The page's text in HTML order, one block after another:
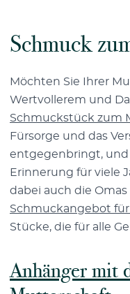
Schmuck
Möchten Sie Ihrer
Wertvollerem und
Schmuckstück zum
Fürsorge und das
entgegenbringt, und
Erinnerung für viele
dabei auch die
Schmuckangebot
Stücke, die für alle
Anhänger mit